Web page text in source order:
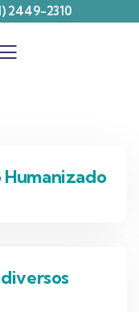
2449-2310